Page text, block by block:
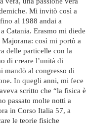
Mi invitò così a
al 1988 andai a
Catania. Erasmo mi diede
così mi portò a
delle particelle con la
di creare l’unità di
mandò al congresso di
In quegli anni, mi fece
scritto che “la fisica è
passato molte notti a
in Corso Italia 57, a
le teorie fisiche